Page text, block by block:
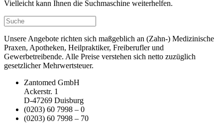
Vielleicht kann Ihnen die Suchmaschine weiterhelfen.
Unsere Angebote richten sich maßgeblich an (Zahn-) Medizinische
Praxen, Apotheken, Heilpraktiker, Freiberufler und
Gewerbetreibende. Alle Preise verstehen sich netto zuzüglich
gesetzlicher Mehrwertsteuer.
Zantomed GmbH
Ackerstr. 1
D-47269 Duisburg
(0203) 60 7998 – 0
(0203) 60 7998 – 70